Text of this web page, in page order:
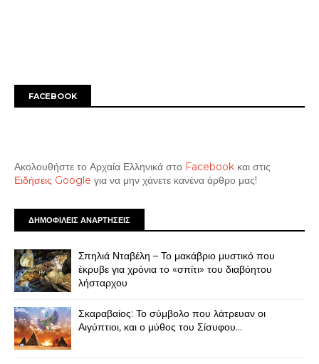
FACEBOOK
Ακολουθήστε το Αρχαία Ελληνικά στο Facebook και στις
Ειδήσεις Google για να μην χάνετε κανένα άρθρο μας!
ΔΗΜΟΦΙΛΕΙΣ ΑΝΑΡΤΗΣΕΙΣ
Σπηλιά Νταβέλη – Το μακάβριο μυστικό που
έκρυβε για χρόνια το «σπίτι» του διαβόητου
λήσταρχου
Σκαραβαίος: Το σύμβολο που λάτρευαν οι
Αιγύπτιοι, και ο μύθος του Σίσυφου...